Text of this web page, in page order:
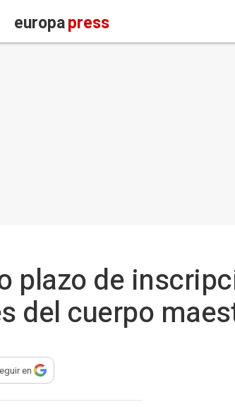
europapress
plazo de
del cuerpo
compartir
en